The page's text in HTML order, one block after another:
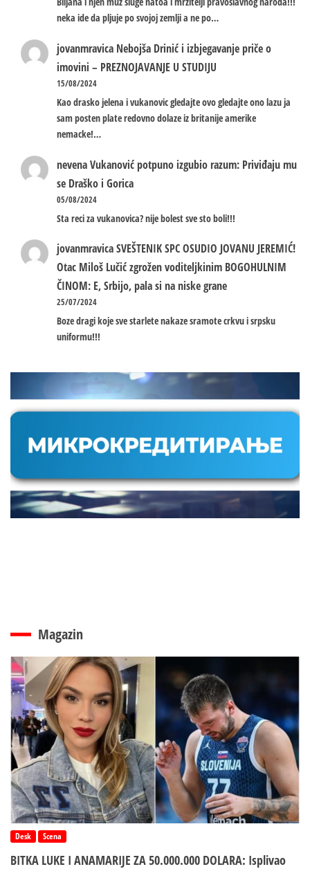
neka ide da pljuje po svojoj zemlji a ne po…
jovanmravica Nebojša Drinić i izbjegavanje priče o
imovini – PREZNOJAVANJE U STUDIJU
15/08/2024
Kao drasko jelena i vukanovic gledajte ovo gledajte ono lazu ja
sam posten plate redovno dolaze iz britanije amerike
nemacke!…
nevenaVukanović potpuno izgubio razum: Priviđaju mu
se Draško i Gorica
05/08/2024
Sta reci za vukanovica? nije bolest sve sto boli!!!
jovanmravicaSVEŠTENIK SPC OSUDIO JOVANU JEREMIĆ!
Otac Miloš Lučić zgrožen voditeljkinim BOGOHULNIM
ČINOM: E, Srbijo, pala si na niske grane
25/07/2024
Boze dragi koje sve starlete nakaze sramote crkvu i srpsku
uniformu!!!
Magazin
Desk Scena
BITKA LUKE I ANAMARIJE ZA 50.000.000 DOLARA: Isplivao